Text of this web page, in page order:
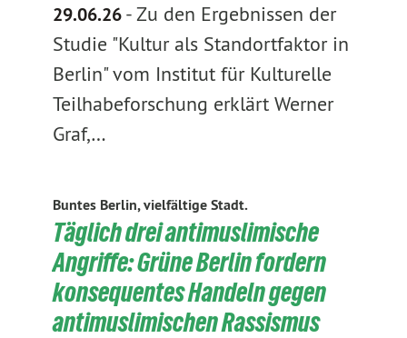
29.06.26-Zu den Ergebnissen der
Studie "Kultur als Standortfaktor in
Berlin" vom Institut für Kulturelle
Teilhabeforschung erklärt Werner
Graf,…
Buntes Berlin, vielfältige Stadt.
Täglich drei antimuslimische
Angriffe: Grüne Berlin fordern
konsequentes Handeln gegen
antimuslimischen Rassismus